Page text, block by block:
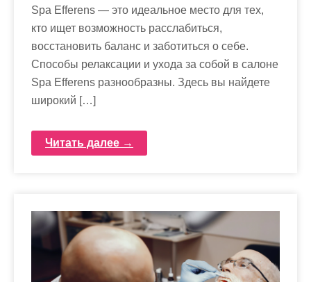
Spa Efferens — это идеальное место для тех,
кто ищет возможность расслабиться,
восстановить баланс и заботиться о себе.
Способы релаксации и ухода за собой в салоне
Spa Efferens разнообразны. Здесь вы найдете
широкий […]
Читать далее →